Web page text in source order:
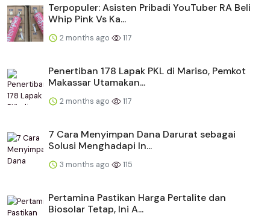
Terpopuler: Asisten Pribadi YouTuber RA Beli
Whip Pink Vs Ka...
2 months ago 117
Penertiban 178 Lapak PKL di Mariso, Pemkot
Makassar Utamakan...
2 months ago 117
​​7 Cara Menyimpan Dana Darurat sebagai
Solusi Menghadapi In...
3 months ago 115
Pertamina Pastikan Harga Pertalite dan
Biosolar Tetap, Ini A...